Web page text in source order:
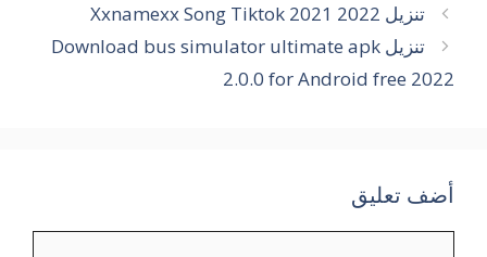
تنزيل Xxnamexx Song Tiktok 2021 2022
تنزيل Download bus simulator ultimate apk
2.0.0 for Android free 2022
أضف تعليق